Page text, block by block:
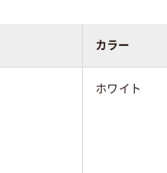
カラー
ホワイト